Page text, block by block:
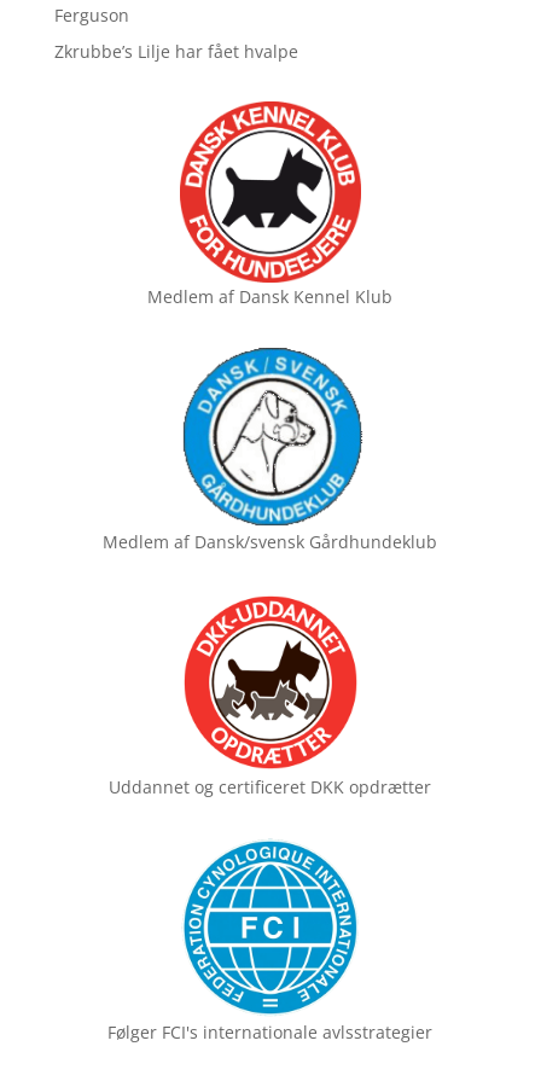
Ferguson
Zkrubbe’s Lilje har fået hvalpe
Medlem af Dansk Kennel Klub
Medlem af Dansk/svensk Gårdhundeklub
Uddannet og certificeret DKK opdrætter
Følger FCI's internationale avlsstrategier